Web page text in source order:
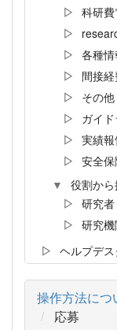
科研
各種
間接
その他
ガイ
実績
安全
役割か
研究者
研究
ヘルプデ
操作方法につ
応募